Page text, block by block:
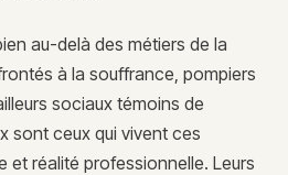
au-delà des métiers de la
à la souffrance, pompiers
sociaux témoins de
sont ceux qui vivent ces
et réalité professionnelle. Leurs